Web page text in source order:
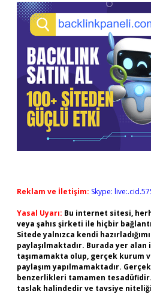
Reklam ve İletişim: Skype:
Yasal Uyarı: Bu internet sitesi,
veya şahıs şirketi ile hiçbir
Sitede yalnızca kendi
paylaşılmaktadır. Burada yer
taşımamakta olup, gerçek kurum
paylaşım yapılmamaktadır.
benzerlikleri tamamen
taslak halindedir ve tavsiye